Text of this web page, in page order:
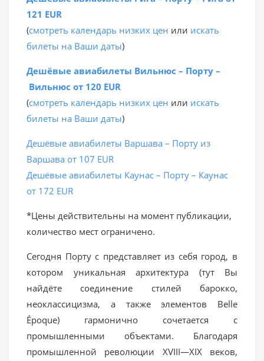
121 EUR
(смотреть календарь низких цен или искать
билеты на Ваши даты)
Дешёвые авиабилеты Вильнюс – Порту –
Вильнюс от 120 EUR
(смотреть календарь низких цен или искать
билеты на Ваши даты)
Дешёвые авиабилеты Варшава – Порту из
Варшава от 107 EUR
Дешёвые авиабилеты Каунас – Порту – Каунас
от 172 EUR
*Цены действительны на момент публикации,
количество мест ограничено.
Сегодня Порту с представляет из себя город, в
котором уникальная архитектура (тут Вы
найдёте соединение стилей барокко,
неоклассицизма, а также элементов Belle
Époque) гармонично сочетается с
промышленными объектами. Благодаря
промышленной революции XVIII—XIX веков,